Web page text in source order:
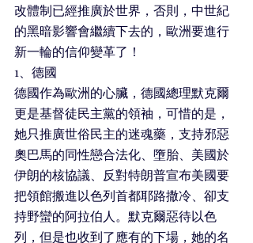
改體制已經推廣於世界，否則，中世紀
的黑暗影響會繼續下去的，歐洲要進行
新一輪的信仰變革了！
1、德國
德國作為歐洲的心臟，德國總理默克爾
更是基督徒民主黨的領袖，可惜的是，
她只推廣世俗民主的迷魂藥，支持邪惡
奧巴馬的同性戀合法化、墮胎、美國於
伊朗的核協議、反對特朗普宣布美國要
把領館搬進以色列首都耶路撒冷、卻支
持野蠻的阿拉伯人。默克爾惡待以色
列，但是也收到了應有的下場，她的名